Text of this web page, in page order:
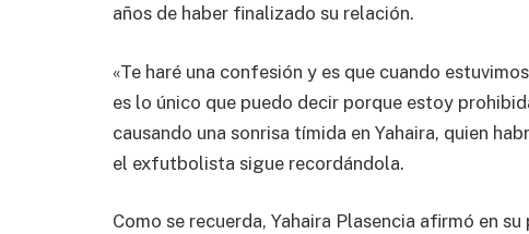
años de haber finalizado su relación.
«Te haré una confesión y es que cuando
es lo único que puedo decir porque estoy
causando una sonrisa tímida en Yahaira, quien
el exfutbolista sigue recordándola.
Como se recuerda, Yahaira Plasencia afirmó en